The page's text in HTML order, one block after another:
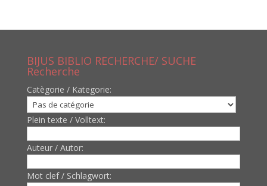
BIJUS BIBLIO RECHERCHE/ SUCHE
Recherche
Catègorie / Kategorie:
Plein texte / Volltext:
Auteur / Autor:
Mot clef / Schlagwort: